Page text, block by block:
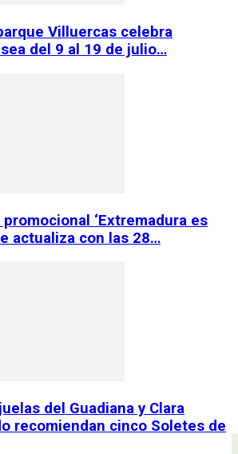
Villuercas celebra
del 9 al 19 de julio…
promocional ‘Extremadura es
actualiza con las 28…
del Guadiana y Clara
recomiendan cinco Soletes de